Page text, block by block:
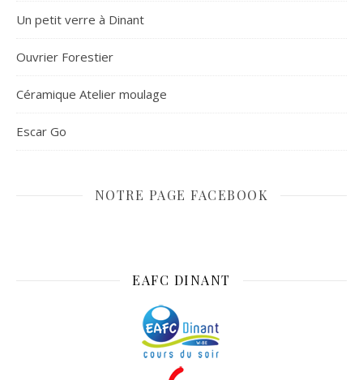
Un petit verre à Dinant
Ouvrier Forestier
Céramique Atelier moulage
Escar Go
NOTRE PAGE FACEBOOK
EAFC DINANT